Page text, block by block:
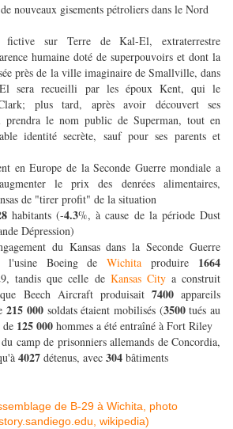
nouveaux gisements pétroliers dans le Nord
sur Terre de Kal-El, extraterrestre
humaine doté de superpouvoirs et dont la
près de la ville imaginaire de Smallville, dans
sera recueilli par les époux Kent, qui le
plus tard, après avoir découvert ses
prendra le nom public de Superman, tout en
identité secrète, sauf pour ses parents et
en Europe de la Seconde Guerre mondiale a
le prix des denrées alimentaires,
de "tirer profit" de la situation
habitants (-4.3%, à cause de la période Dust
Dépression)
du Kansas dans la Seconde Guerre
l'usine Boeing deWichita produire 1664
tandis que celle de Kansas Citya construit
Beech Aircraft produisait 7400 appareils
215 000 soldats étaient mobilisés (3500tués au
125 000 hommes a été entraîné à Fort Riley
camp de prisonniers allemands de Concordia,
4027 détenus, avec 304 bâtiments